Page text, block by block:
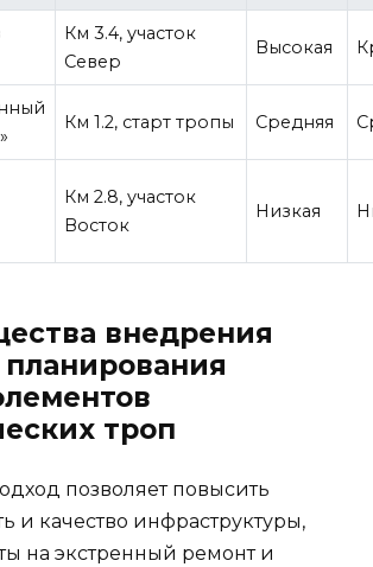
Км 3.4, участок
Север
Высокая
Км 1.2, старт тропы Средняя
Км 2.8, участок
Восток
Низкая
внедрения
троп
позволяет повысить
и качество инфраструктуры,
на экстренный ремонт и